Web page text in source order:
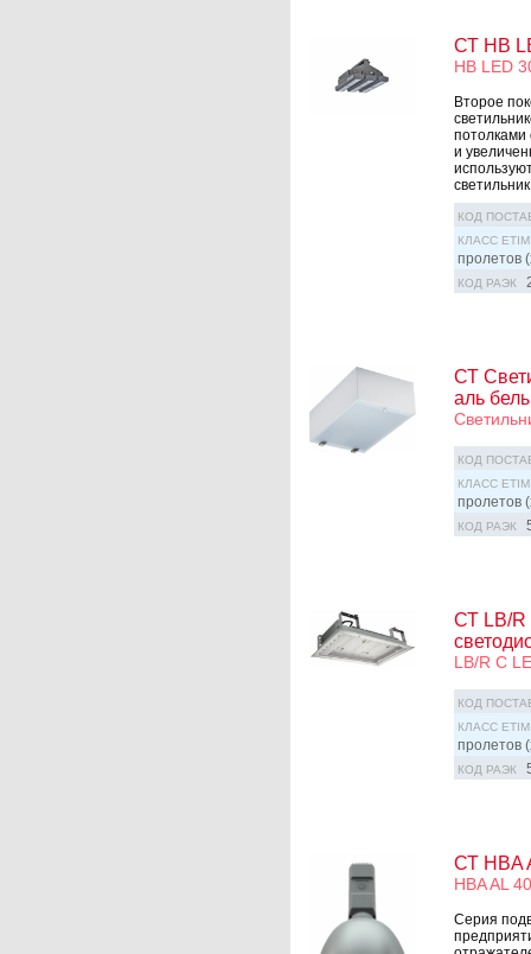
СТ HB
HB LED
Второе
потолками
и
КОД
КЛАСС ETIM
пролетов
КОД РАЭК
СТ
аль
КОД
КЛАСС ETIM
пролетов
КОД РАЭК
СТ LB/R
LB/R C
КОД
КЛАСС ETIM
пролетов
КОД РАЭК
СТ HBA
HBA AL
Серия